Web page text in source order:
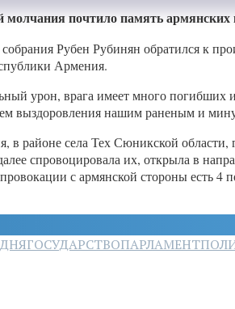
молчания почтило память
Рубен Рубинян обратился к
Армения.
урон, врага имеет много
выздоровления нашим раненым и
в районе села Тех Сюникской
спровоцировала их, открыла в
с армянской стороны
ГОСУДАРСТВОПАРЛАМЕНТ